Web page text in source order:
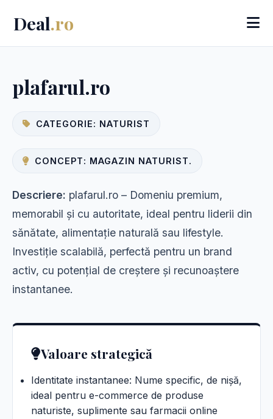
Deal.ro
plafarul.ro
CATEGORIE: NATURIST
CONCEPT: MAGAZIN NATURIST.
Descriere: plafarul.ro – Domeniu premium,
memorabil și cu autoritate, ideal pentru liderii din
sănătate, alimentație naturală sau lifestyle.
Investiție scalabilă, perfectă pentru un brand
activ, cu potențial de creștere și recunoaștere
instantanee.
Valoare strategică
Identitate instantanee: Nume specific, de nișă,
ideal pentru e-commerce de produse
naturiste, suplimente sau farmacii online